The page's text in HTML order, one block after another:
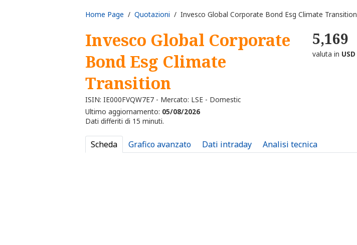
Home Page / Quotazioni / Invesco Global Corporate Bond Esg Climate Transition
Invesco Global Corporate
Bond Esg Climate
Transition
ISIN: IE000FVQW7E7 - Mercato: LSE - Domestic
5,169
valuta in USD
Ultimo aggiornamento: 05/08/2026
Dati differiti di 15 minuti.
Scheda Grafico avanzato Dati intraday Analisi tecnica